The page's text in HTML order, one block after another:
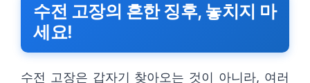
수전 고장의 흔한 징후, 놓치지 마
세요!
수전 고장은 갑자기 찾아오는 것이 아니라, 여러